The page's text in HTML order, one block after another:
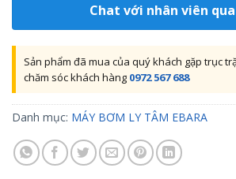
Chat với nhân viên
Sản phẩm đã mua của quý khách gặp trục
chăm sóc khách hàng 0972 567 688
Danh mục: MÁY BƠM LY TÂM EBARA